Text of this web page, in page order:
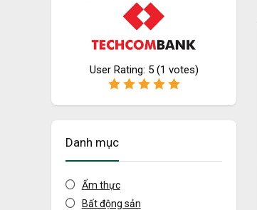
User Rating: 5 (1 votes)
Danh mục
Ẩm thực
Bất động sản